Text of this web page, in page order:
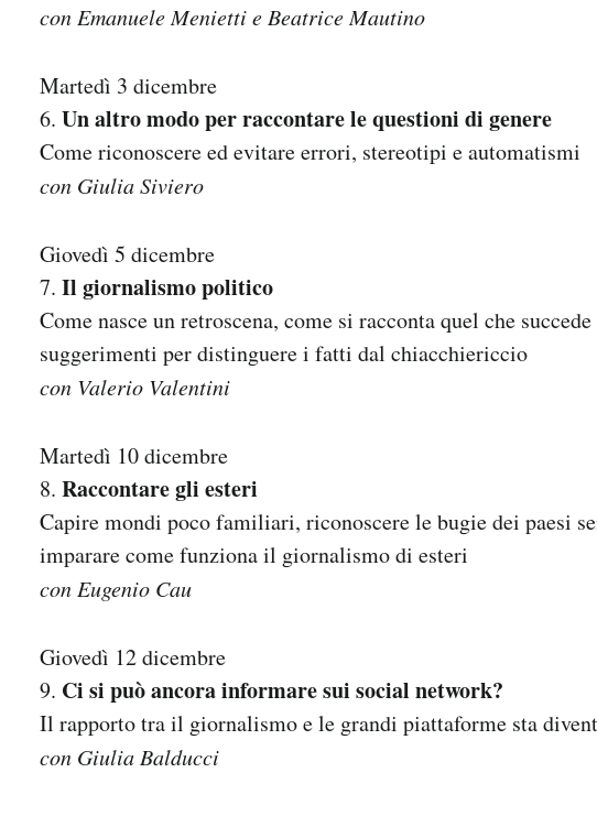
con Emanuele Menietti e Beatrice Mautino
Martedì 3 dicembre
6. Un altro modo per raccontare le questioni di genere
Come riconoscere ed evitare errori, stereotipi e automatismi
con Giulia Siviero
Giovedì 5 dicembre
7. Il giornalismo politico
Come nasce un retroscena, come si racconta quel che
suggerimenti per distinguere i fatti dal chiacchiericcio
con Valerio Valentini
Martedì 10 dicembre
8. Raccontare gli esteri
Capire mondi poco familiari, riconoscere le bugie dei paesi
imparare come funziona il giornalismo di esteri
con Eugenio Cau
Giovedì 12 dicembre
9. Ci si può ancora informare sui social network?
Il rapporto tra il giornalismo e le grandi piattaforme sta
con Giulia Balducci